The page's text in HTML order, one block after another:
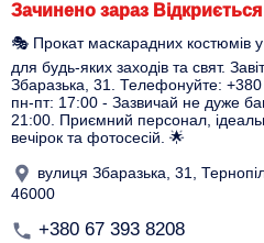
Зачинено зараз
🎭 Прокат маскарадних костюмів
для будь-яких заходів та свят.
Збаразька, 31. Телефонуйте:
пн-пт: 17:00 - Зазвичай не дуже
21:00. Приємний персонал,
вечірок та фотосесій. 🌟
вулиця Збаразька, 31,
46000
+380 67 393 8208